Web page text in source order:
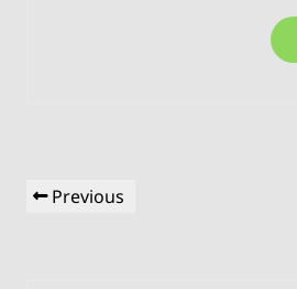
Yazı
gezinmesi
Previous
Previous